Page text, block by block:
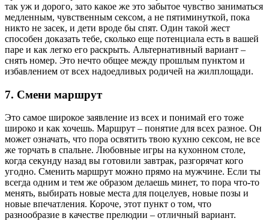
так уж и дорого, зато какое же это забытое чувство заниматься
медленным, чувственным сексом, а не пятиминуткой, пока
никто не засек, и дети вроде бы спят. Один такой жест
способен доказать тебе, сколько еще потенциала есть в вашей
паре и как легко его раскрыть. Альтернативный вариант –
снять номер. Это нечто общее между прошлым пунктом и
избавлением от всех надоедливых родичей на жилплощади.
7. Смени маршрут
Это самое широкое заявление из всех и понимай его тоже
широко и как хочешь. Маршрут – понятие для всех разное. Он
может означать, что пора освятить твою кухню сексом, не все
же торчать в спальне. Любовные игры на кухонном столе,
когда секунду назад вы готовили завтрак, разгорячат кого
угодно. Сменить маршрут можно прямо на мужчине. Если ты
всегда одним и тем же образом делаешь минет, то пора что-то
менять, выбирать новые места для поцелуев, новые позы и
новые впечатления. Короче, этот пункт о том, что
разнообразие в качестве прелюдии – отличный вариант.